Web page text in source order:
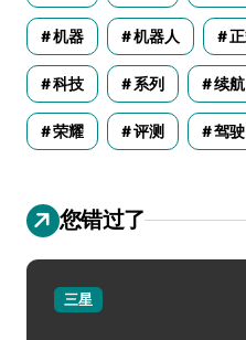
机器 机器人
科技 系列 续航
荣耀 评测 驾驶
您错过了
三星